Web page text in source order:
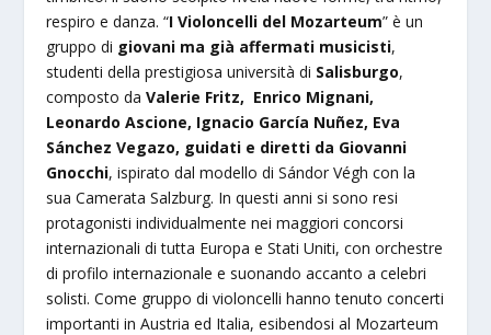
respiro e danza. “I Violoncelli del Mozarteum” è un
gruppo di giovani ma già affermati musicisti,
studenti della prestigiosa università di Salisburgo,
composto daValerie Fritz, Enrico Mignani,
Leonardo Ascione, Ignacio García Nuñez, Eva
Sánchez Vegazo, guidati e diretti da Giovanni
Gnocchi, ispirato dal modello di Sándor Végh con la
sua Camerata Salzburg. In questi anni si sono resi
protagonisti individualmente nei maggiori concorsi
internazionali di tutta Europa e Stati Uniti, con orchestre
di profilo internazionale e suonando accanto a celebri
solisti. Come gruppo di violoncelli hanno tenuto concerti
importanti in Austria ed Italia, esibendosi al Mozarteum